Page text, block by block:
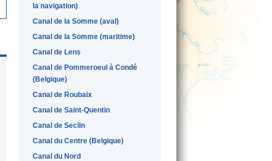
la navigation)
Canal de la Somme (aval)
Canal de la Somme (maritime)
Canal de Lens
Canal de Pommeroeul à Condé
(Belgique)
Canal de Roubaix
Canal de Saint-Quentin
Canal de Seclin
Canal du Centre (Belgique)
Canal du Nord